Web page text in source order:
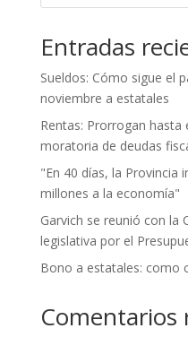
Entradas
Sueldos: Cómo sigue el
noviembre a estatales
Rentas: Prorrogan hasta
moratoria de deudas
"En 40 días, la Provincia
millones a la economía"
Garvich se reunió con la
legislativa por el
Bono a estatales: como
Comentarios